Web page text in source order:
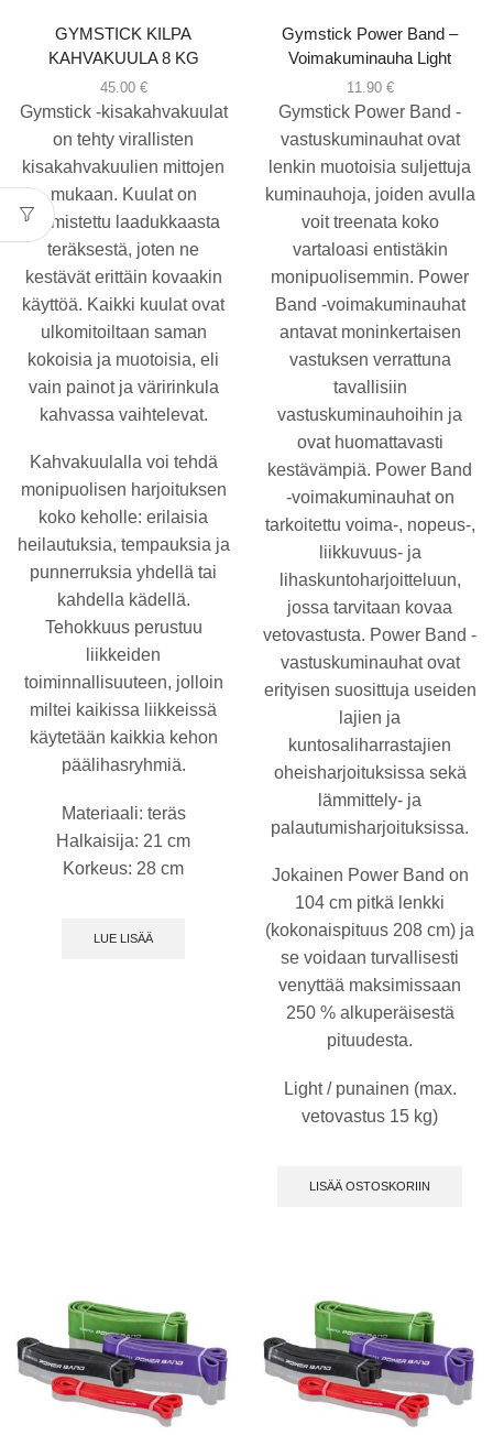
GYMSTICK KILPA
KAHVAKUULA 8 KG
45.00 €
Gymstick -kisakahvakuulat
on tehty virallisten
kisakahvakuulien mittojen
mukaan. Kuulat on
valmistettu laadukkaasta
teräksestä, joten ne
kestävät erittäin kovaakin
käyttöä. Kaikki kuulat ovat
ulkomitoiltaan saman
kokoisia ja muotoisia, eli
vain painot ja väririnkula
kahvassa vaihtelevat.
Kahvakuulalla voi tehdä
monipuolisen harjoituksen
koko keholle: erilaisia
heilautuksia, tempauksia ja
punnerruksia yhdellä tai
kahdella kädellä.
Tehokkuus perustuu
liikkeiden
toiminnallisuuteen, jolloin
miltei kaikissa liikkeissä
käytetään kaikkia kehon
päälihasryhmiä.
Materiaali: teräs
Halkaisija: 21 cm
Korkeus: 28 cm
LUE LISÄÄ
Gymstick Power Band –
Voimakuminauha Light
11.90 €
Gymstick Power Band -
vastuskuminauhat ovat
lenkin muotoisia suljettuja
kuminauhoja, joiden avulla
voit treenata koko
vartaloasi entistäkin
monipuolisemmin. Power
Band -voimakuminauhat
antavat moninkertaisen
vastuksen verrattuna
tavallisiin
vastuskuminauhoihin ja
ovat huomattavasti
kestävämpiä. Power Band
-voimakuminauhat on
tarkoitettu voima-, nopeus-,
liikkuvuus- ja
lihaskuntoharjoitteluun,
jossa tarvitaan kovaa
vetovastusta. Power Band -
vastuskuminauhat ovat
erityisen suosittuja useiden
lajien ja
kuntosaliharrastajien
oheisharjoituksissa sekä
lämmittely- ja
palautumisharjoituksissa.
Jokainen Power Band on
104 cm pitkä lenkki
(kokonaispituus 208 cm) ja
se voidaan turvallisesti
venyttää maksimissaan
250 % alkuperäisestä
pituudesta.
Light / punainen (max.
vetovastus 15 kg)
LISÄÄ OSTOSKORIIN